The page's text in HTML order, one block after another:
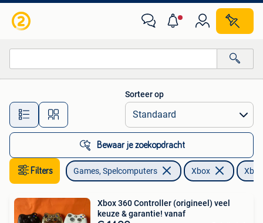
Alle afstanden…
Sorteer op
Bewaar je zoekopdracht
Filters Games, Spelcomputers Xbox
Xbox 360 Controller (origineel) veel
keuze & garantie! vanaf